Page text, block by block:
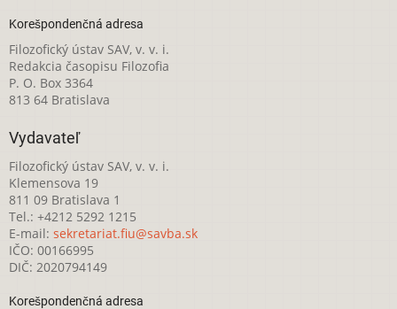
Korešpondenčná adresa
Filozofický ústav SAV, v. v. i.
Redakcia časopisu Filozofia
P. O. Box 3364
813 64 Bratislava
Vydavateľ
Filozofický ústav SAV, v. v. i.
Klemensova 19
811 09 Bratislava 1
Tel.: +4212 5292 1215
E-mail: sekretariat.fiu@savba.sk
IČO: 00166995
DIČ: 2020794149
Korešpondenčná adresa